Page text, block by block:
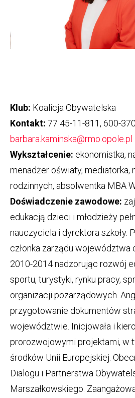
Klub: Koalicja Obywatelska
Kontakt: 77 45-11-811, 600-
barbara.kaminska@rmo.opole.pl
Wykształcenie: ekonomistka,
menadżer oświaty, mediatorka,
rodzinnych, absolwentka MBA
Doświadczenie zawodowe:
edukacją dzieci i młodzieży
nauczyciela i dyrektora szkoły.
członka zarządu województwa
2010-2014 nadzorując rozwój
sportu, turystyki, rynku pracy,
organizacji pozarządowych.
przygotowanie dokumentów
województwie. Inicjowała i
prorozwojowymi projektami, w
środków Unii Europejskiej.
Dialogu i Partnerstwa
Marszałkowskiego.